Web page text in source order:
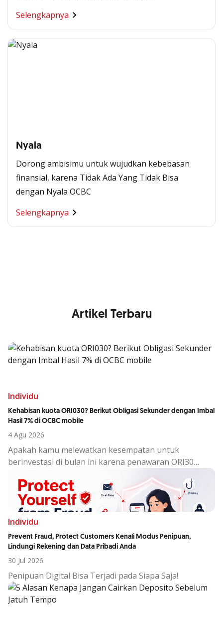
Selengkapnya
Nyala
Dorong ambisimu untuk wujudkan kebebasan
finansial, karena Tidak Ada Yang Tidak Bisa
dengan Nyala OCBC
Selengkapnya
Segala Kemudahan Ada
di Satu Genggaman
Artikel Terbaru
Individu
Kehabisan kuota ORI030? Berikut Obligasi Sekunder dengan Imbal
Hasil 7% di OCBC mobile
4 Agu 2026
Apakah kamu melewatkan kesempatan untuk
berinvestasi di bulan ini karena penawaran ORI30
Individu
Prevent Fraud, Protect Customers Kenali Modus Penipuan,
Lindungi Rekening dan Data Pribadi Anda
30 Jul 2026
Penipuan Digital Bisa Terjadi pada Siapa Saja!